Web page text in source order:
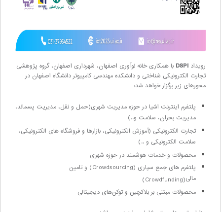
رویداد DSPI با همکاری خانه نوآوری اصفهان، شهرداری اصفهان، گروه پژوهشی
تجارت الکترونیکی شناختی و دانشکده مهندسی کامپیوتر دانشگاه اصفهان در
محورهای زیر برگزار خواهد شد:
پلتفرم اینترنت اشیا در حوزه مدیریت شهری(حمل و نقل، مدیریت پسماند،
مدیریت بحران، سلامت و..)
تجارت الکترونیکی (آموزش الکترونیکی، بازارها و فروشگاه های الکترونیکی،
سلامت الکترونیکی و ..)
محصولات و خدمات هوشمند در حوزه شهری
پلتفرم های جمع سپاری (Crowdsourcing) و تامین
مالی(Crowdfunding)
محصولات مبتنی بر بلاکچین و توکن‌های دیجیتالی